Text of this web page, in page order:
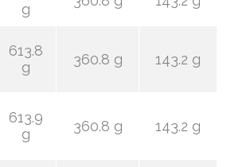
g
613.8
g
360.8 g 143.2 g
613.9
g
360.8 g 143.2 g